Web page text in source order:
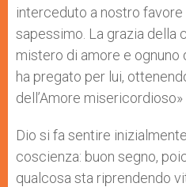
interceduto a nostro favore
sapessimo. La grazia della
mistero di amore e ognuno
ha pregato per lui,
dell’Amore misericordioso»
Dio si fa sentire
coscienza: buon segno,
qualcosa sta riprendendo